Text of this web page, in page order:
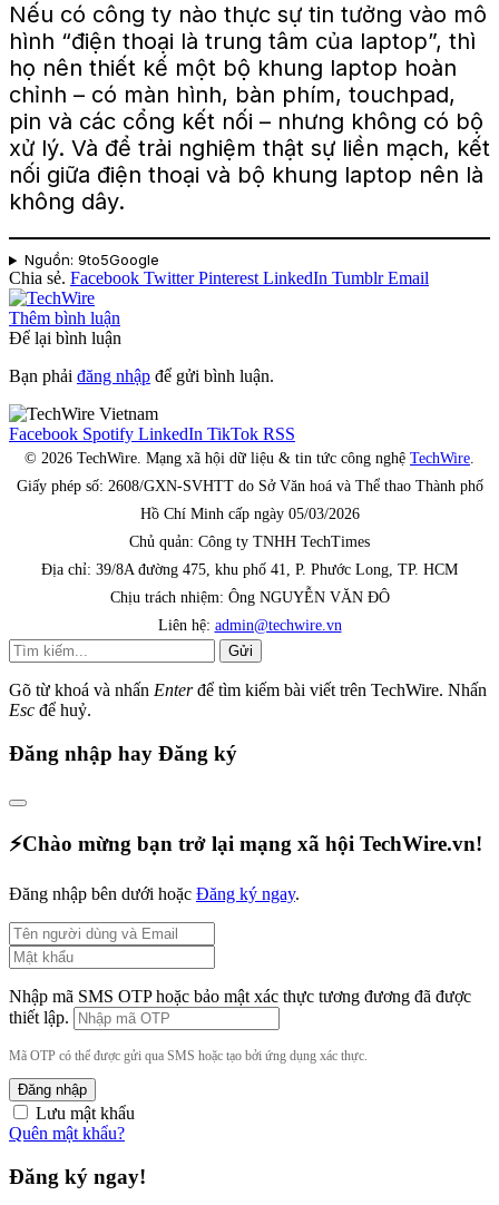
Nếu có công ty nào thực sự tin tưởng vào mô
hình “điện thoại là trung tâm của laptop”, thì
họ nên thiết kế một bộ khung laptop hoàn
chỉnh – có màn hình, bàn phím, touchpad,
pin và các cổng kết nối – nhưng không có bộ
xử lý. Và để trải nghiệm thật sự liền mạch, kết
nối giữa điện thoại và bộ khung laptop nên là
không dây.
Nguồn: 9to5Google
Chia sẻ. Facebook Twitter Pinterest LinkedIn Tumblr Email
Thêm bình luận
Để lại bình luận
Bạn phải đăng nhập để gửi bình luận.
Facebook Spotify LinkedIn TikTok RSS
© 2026 TechWire. Mạng xã hội dữ liệu & tin tức công nghệ TechWire.
Giấy phép số: 2608/GXN-SVHTT do Sở Văn hoá và Thể thao Thành phố
Hồ Chí Minh cấp ngày 05/03/2026
Chủ quản: Công ty TNHH TechTimes
Địa chỉ: 39/8A đường 475, khu phố 41, P. Phước Long, TP. HCM
Chịu trách nhiệm: Ông NGUYỄN VĂN ĐÔ
Liên hệ: admin@techwire.vn
Gửi
Gõ từ khoá và nhấn Enterđể tìm kiếm bài viết trên TechWire. Nhấn
Esc để huỷ.
Đăng nhập hay Đăng ký
⚡️Chào mừng bạn trở lại mạng xã hội TechWire.vn!
Đăng nhập bên dưới hoặc Đăng ký ngay.
Nhập mã SMS OTP hoặc bảo mật xác thực tương đương đã được
thiết lập.
Mã OTP có thể được gửi qua SMS hoặc tạo bởi ứng dụng xác thực.
Đăng nhập
Lưu mật khẩu
Quên mật khẩu?
Đăng ký ngay!